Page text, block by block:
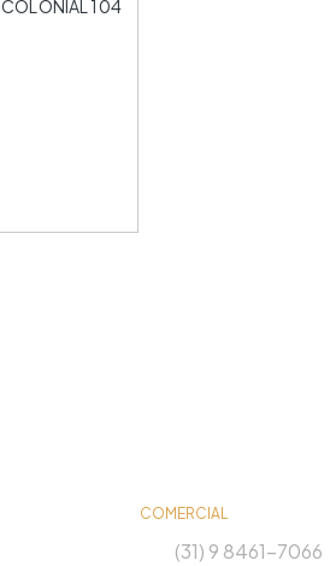
COLONIAL 104
COMERCIAL
(31) 9 8461-7066